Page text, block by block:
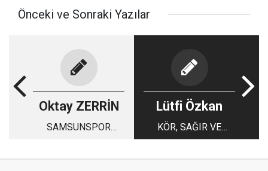
Önceki ve Sonraki Yazılar
Oktay ZERRİN
SAMSUNSPOR
Lütfi Özkan
KÖR, SAĞIR VE
DİLSİZ OLMAK